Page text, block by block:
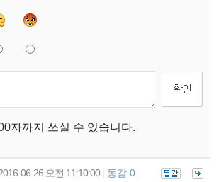
자까지 쓰실 수 있습니다.
06-26 오전 11:10:00 동감 0